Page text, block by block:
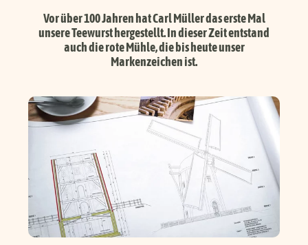
FAQ
Service
Vor über 100 Jahren hat Carl Müller das erste Mal
unsere Teewurst hergestellt. In dieser Zeit entstand
auch die rote Mühle, die bis heute unser
Markenzeichen ist.